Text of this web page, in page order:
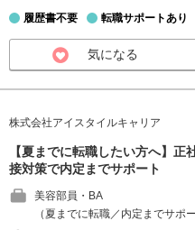
履歴書不要 転職サポートあり
気になる
株式会社アイスタイルキャリア
【夏までに転職したい方へ】
接対策で内定までサポート
美容部員・BA
（夏までに転職／内定までサポ